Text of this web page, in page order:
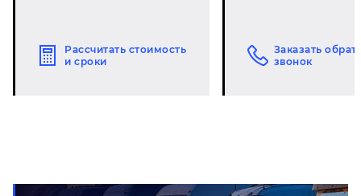
Рассчитать стоимость
и сроки
Заказать
звонок